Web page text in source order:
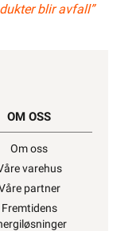
blir avfall”
OM OSS
Om oss
varehus
partner
Fremtidens